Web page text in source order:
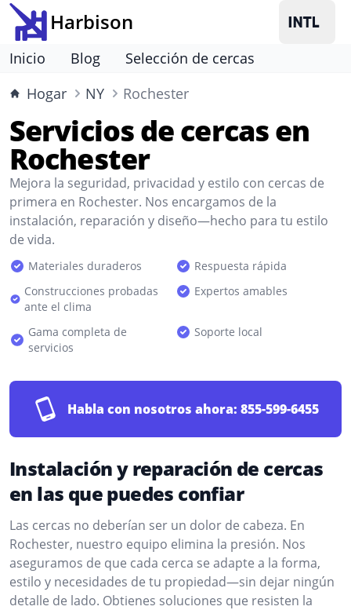
Harbison
Inicio Blog
Selección de cercas
Hogar
NY Rochester
Servicios de cercas en
Rochester
Mejora la seguridad, privacidad y estilo con cercas de
primera en Rochester. Nos encargamos de la
instalación, reparación y diseño—hecho para tu estilo
de vida.
Materiales duraderos
Respuesta rápida
Construcciones probadas
ante el clima
Expertos amables
Gama completa de
servicios
Soporte local
Habla con nosotros ahora: 855-599-6455
Instalación y reparación de cercas
en las que puedes confiar
Las cercas no deberían ser un dolor de cabeza. En
Rochester, nuestro equipo elimina la presión. Nos
aseguramos de que cada cerca se adapte a la forma,
estilo y necesidades de tu propiedad—sin dejar ningún
detalle de lado. Obtienes soluciones que resisten la